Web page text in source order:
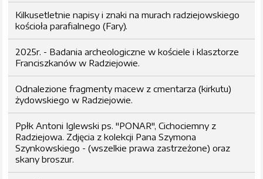
Kilkusetletnie napisy i znaki na murach radziejowskiego
kościoła parafialnego (Fary).
2025r. - Badania archeologiczne w kościele i klasztorze
Franciszkanów w Radziejowie.
Odnalezione fragmenty macew z cmentarza (kirkutu)
żydowskiego w Radziejowie.
Ppłk Antoni Iglewski ps. "PONAR", Cichociemny z
Radziejowa. Zdjęcia z kolekcji Pana Szymona
Szynkowskiego - (wszelkie prawa zastrzeżone) oraz
skany broszur.